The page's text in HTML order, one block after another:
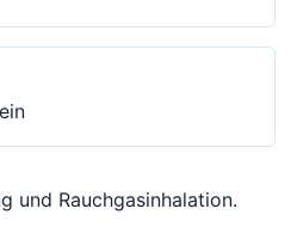
und Rauchgasinhalation.